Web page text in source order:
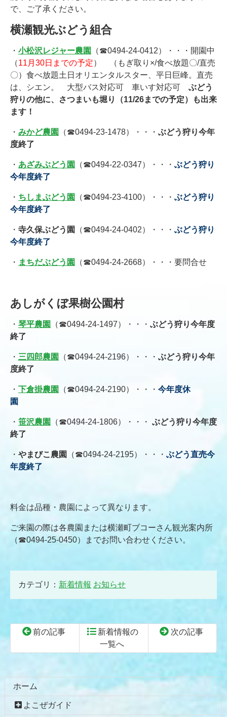
で、ご了承ください。
横瀬観光ぶどう組合
・ 小松沢レジャー農園
（☎0494-24-0412）・・・開園中
（11月30日までの予定） （もぎ取り×/食べ放題〇/直売
〇）食べ放題土日オリエンタルスター、平日巨峰。直売
は、シエン。 大型バス対応可 車いす対応可 ぶどう
狩りの他に、さつまいも堀り（11/26までの予定）も出来
ます！
・ みかど農園 （☎0494-23-1478）・・・ ぶどう狩り今年
度終了
・ あざみぶどう園 （☎0494-22-0347）・・・ ぶどう狩り
今年度終了
・ ちしまぶどう園 （☎0494-23-4100）・・・ ぶどう狩り
今年度終了
・ 寺久保ぶどう園 （☎0494-24-0402）・・・ ぶどう狩り
今年度終了
・ まちだぶどう園 （☎0494-24-2668）・・・要問合せ
あしがくぼ果樹公園村
・ 琴平農園 （☎0494-24-1497）・・・ ぶどう狩り今年度
終了
・ 三四郎農園 （☎0494-24-2196）・・・ ぶどう狩り今年
度終了
・ 下倉掛農園 （☎0494-24-2190）・・・ 今年度休
園
・ 笹沢農園 （☎0494-24-1806）・・・ ぶどう狩り今年度
終了
・ やまびこ農園 （☎0494-24-2195）・・・ ぶどう直売今
年度終了
料金は品種・農園によって異なります。
ご来園の際は各農園または横瀬町ブコーさん観光案内所
（☎0494-25-0450）までお問い合わせください。
カテゴリ： 新着情報 お知らせ
前の記事
新着情報の
一覧へ
次の記事
ン
の
ホーム
よこぜガイド